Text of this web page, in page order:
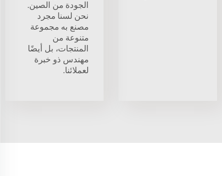
الجودة من الصين.
نحن لسنا مجرد
مصنع به مجموعة
متنوعة من
المنتجات، بل أيضًا
مهندس ذو خبرة
لعملائنا.